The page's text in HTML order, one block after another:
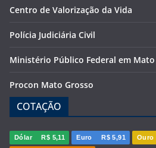
Centro de Valorização da Vida
Polícia Judiciária Civil
Ministério Público Federal em Mato
Procon Mato Grosso
COTAÇÃO
Dólar R$ 5,11 Euro R$ 5,91 Ouro